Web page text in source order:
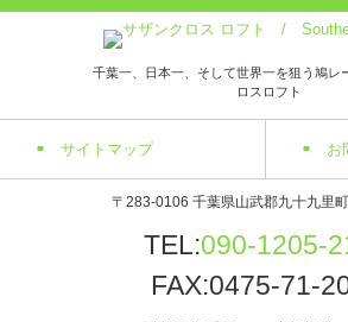
千葉一、日本一、そして世界一を狙う鳩レ
ロスロフト
サイトマップ お
〒283-0106 千葉県山武郡九十九里
TEL:090-1205-
FAX:0475-71-